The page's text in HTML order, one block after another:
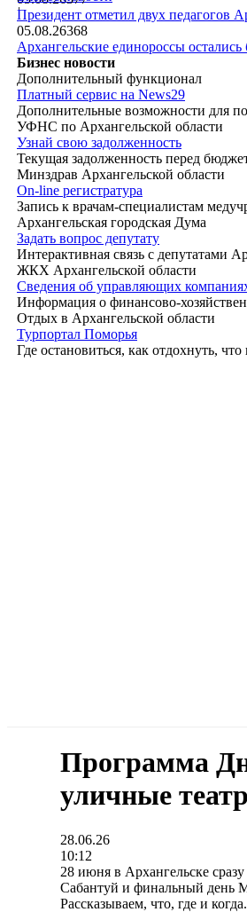
|
Президент отметил двух педагогов
05.08.26368
Архангельские единороссы
Бизнес новости
Дополнительный функционал
Платный сервис на News29
Дополнительные возможности для
УФНС по Архангельской области
Узнай свою задолженность
Текущая задолженность перед
Минздрав Архангельской области
On-line регистратура
Запись к врачам-специалистам
Архангельская городская Дума
Задать вопрос депутату
Интерактивная связь с депутатами
ЖКХ Архангельской области
Сведения об управляющих
Информация о финансово-
Отдых в Архангельской области
Турпортал Поморья
Где остановиться, как отдохнуть, что
Программа
уличные
28.06.26
10:12
28 июня в Архангельске
Сабантуй и финальный день
Рассказываем, что, где и когда.